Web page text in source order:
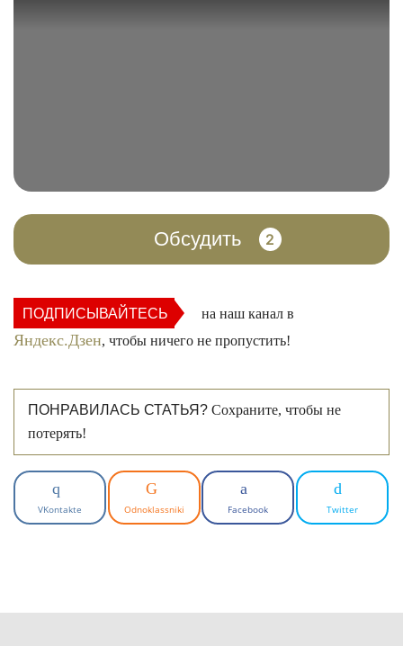
Обсудить 2
ПОДПИСЫВАЙТЕСЬ на наш канал в
Яндекс.Дзен, чтобы ничего не пропустить!
ПОНРАВИЛАСЬ СТАТЬЯ? Сохраните, чтобы не
потерять!
VKontakte Odnoklassniki Facebook Twitter